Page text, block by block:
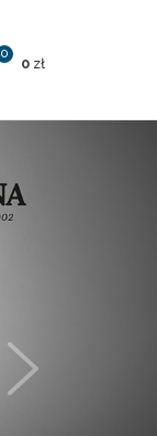
0
0 zł
Next